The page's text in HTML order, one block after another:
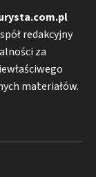
redakcyjny
za
materiałów.